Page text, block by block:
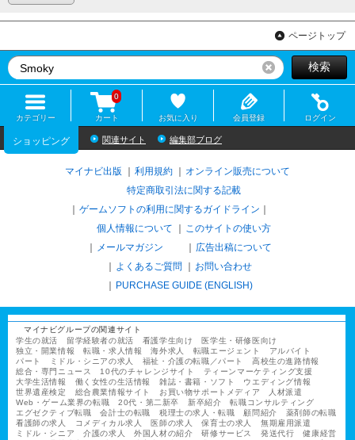
ページトップ
リセット検索
カテゴリー カート
0
お気に入り 会員登録 ログイン
ショッピング 関連サイト 編集部ブログ
マイナビ出版 利用規約
オンライン販売について
特定商取引法に関する記載
ゲームソフトの利用に関するガイドライン
個人情報について
このサイトの使い方
メールマガジン
広告出稿について
よくあるご質問
お問い合わせ
PURCHASE GUIDE (ENGLISH)
マイナビグループの関連サイト
学生の就活
留学経験者の就活 看護学生向け
医学生・研修医向け
独立・開業情報
転職・求人情報 海外求人 転職エージェント
アルバイト
パート
ミドル・シニアの求人 福祉・介護の転職／パート
高校生の進路情報
総合・専門ニュース
10代のチャレンジサイト
ティーンマーケティング支援
大学生活情報
働く女性の生活情報 雑誌・書籍・ソフト
ウエディング情報
世界遺産検定
総合農業情報サイト お買い物サポートメディア
人材派遣
Web・ゲーム業界の転職
20代・第二新卒 新卒紹介
転職コンサルティング
エグゼクティブ転職
会計士の転職 税理士の求人・転職 顧問紹介
薬剤師の転職
看護師の求人
コメディカル求人 医師の求人 保育士の求人
無期雇用派遣
ミドル・シニア
介護の求人 外国人材の紹介 研修サービス 発送代行
健康経営